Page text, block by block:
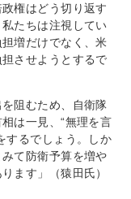
権はどう切り返す
たちは注視してい
増だけでなく、米
させようとするで
阻むため、自衛隊
は一見、“無理を言
するでしょう。しか
て防衛予算を増や
ます」（猿田氏）